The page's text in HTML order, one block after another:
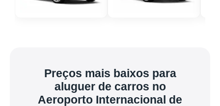
Preços mais baixos para
aluguer de carros no
Aeroporto Internacional de